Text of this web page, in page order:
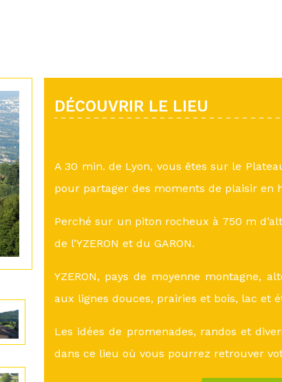
DÉCOUVRIR LE LIEU
A 30 min. de Lyon, vous êtes sur le
pour partager des moments de plaisir en
Perché sur un piton rocheux à 750 m
de l’YZERON et du GARON.
YZERON, pays de moyenne montagne,
aux lignes douces, prairies et bois, lac et
Les idées de promenades, randos et
dans ce lieu où vous pourrez retrouver